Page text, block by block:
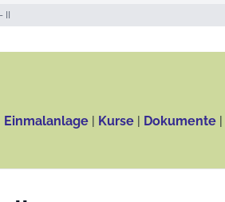
Einmalanlage | Kurse | Dokumente |